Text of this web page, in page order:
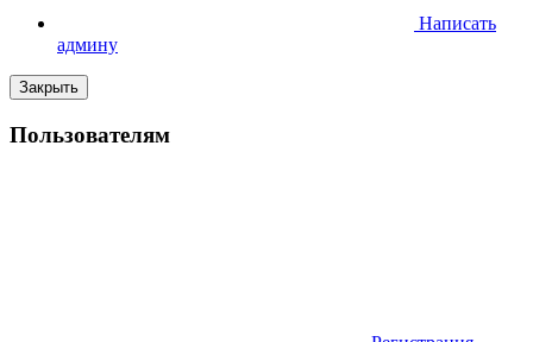
Написать
админу
Закрыть
Пользователям